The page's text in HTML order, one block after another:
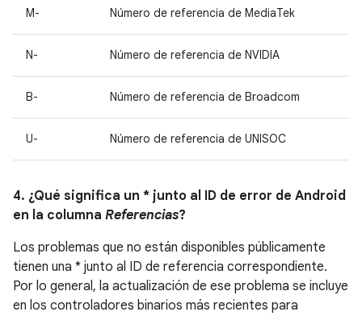
M- Número de referencia de MediaTek
N- Número de referencia de NVIDIA
B- Número de referencia de Broadcom
U- Número de referencia de UNISOC
4. ¿Qué significa un * junto al ID de error de Android
en la columna Referencias?
Los problemas que no están disponibles públicamente
tienen una * junto al ID de referencia correspondiente.
Por lo general, la actualización de ese problema se incluye
en los controladores binarios más recientes para